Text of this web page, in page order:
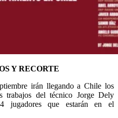
Y RECORTE
irán llegando a Chile los
trabajos del técnico Jorge Dely
jugadores que estarán en el